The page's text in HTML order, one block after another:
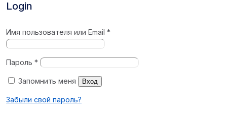
Login
Имя пользователя или Email*
Пароль*
Запомнить меня Вход
Забыли свой пароль?